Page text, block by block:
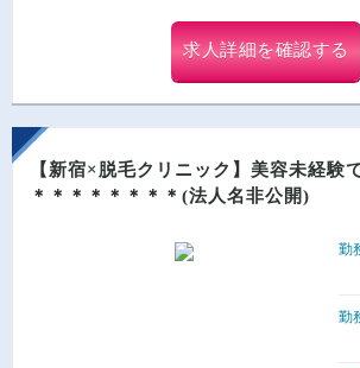
求人詳細を確認する
【新宿×脱毛クリニック】美容未経験
＊＊＊＊＊＊＊＊(法人名非公開)
勤
勤